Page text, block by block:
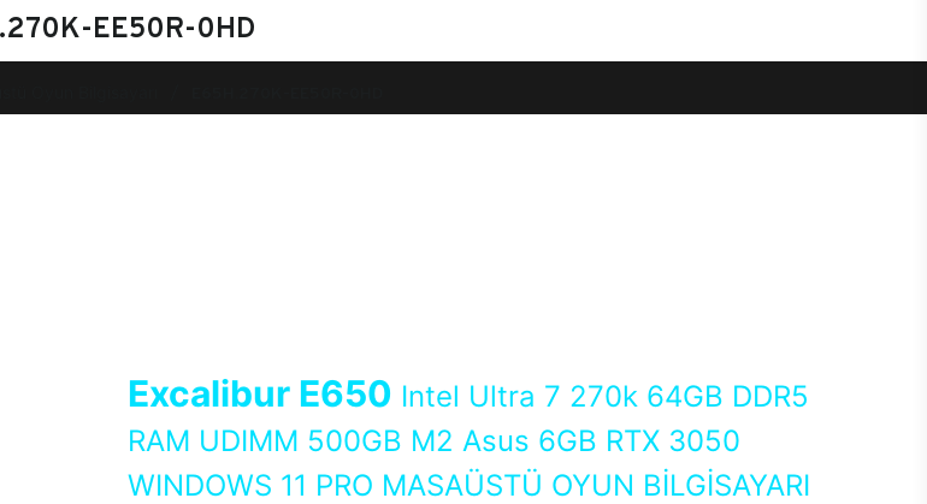
EE50R-0HD
Excalibur E650 Intel Ultra 7 270k 64GB DDR5
RAM UDIMM 500GB M2 Asus 6GB RTX 3050
WINDOWS 11 PRO MASAÜSTÜ OYUN BİLGİSAYARI